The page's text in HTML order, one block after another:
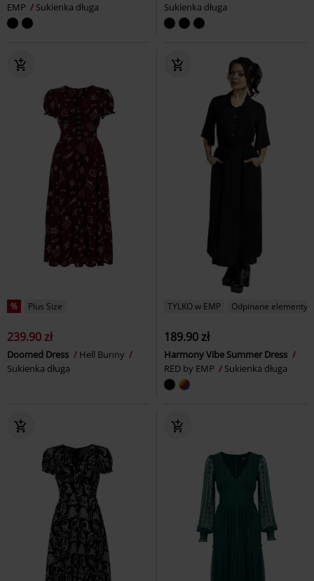
EMP
Sukienka długa
Sukienka długa
% Plus Size
239.90 zł
Doomed Dress
Hell Bunny
Sukienka długa
TYLKO w EMP Odpinane elementy
189.90 zł
Harmony Vibe Summer Dress
RED by EMP
Sukienka długa